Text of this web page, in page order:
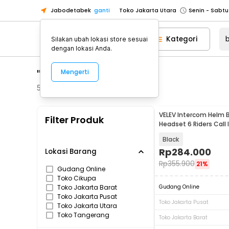
Jabodetabek ganti Toko Jakarta Utara
Toko Tangerang
Toko Cikupa
Pick n Go Jakarta Barat
Senin -
Toko Jakarta Barat
Senin -
Toko Tangerang
Senin - Jumat
Senin - Jumat
Kategori
"bluetooth headset"
544
Filter Produk
Lokasi Barang
Gudang Online
Toko Cikupa
Toko Jakarta Barat
Toko Jakarta Pusat
Toko Jakarta Utara
Toko Tangerang
VELEV Intercom Helm
Headset 6 Riders Call
Black
Rp284.000
Rp355.900 21%
Gudang Online
Toko Jakarta Pusat
Toko Jakarta Barat
Silakan ubah lokasi store sesuai
dengan lokasi Anda.
Mengerti